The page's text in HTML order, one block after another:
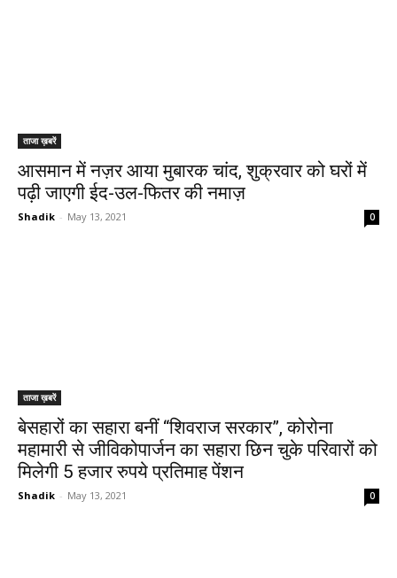
ताजा ख़बरें
आसमान में नज़र आया मुबारक चांद, शुक्रवार को घरों में
पढ़ी जाएगी ईद-उल-फितर की नमाज़
Shadik - May 13, 2021 0
ताजा ख़बरें
बेसहारों का सहारा बनीं “शिवराज सरकार”, कोरोना
महामारी से जीविकोपार्जन का सहारा छिन चुके परिवारों को
मिलेगी 5 हजार रुपये प्रतिमाह पेंशन
Shadik - May 13, 2021 0